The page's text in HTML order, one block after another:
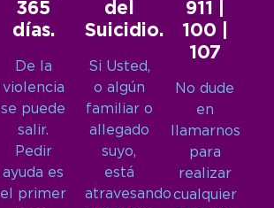
365
días.
De la
violencia
se puede
salir.
Pedir
ayuda es
el primer
del
Suicidio.
Si Usted,
o algún
familiar o
allegado
suyo,
está
atravesando
911 |
100 |
107
No dude
en
llamarnos
para
realizar
cualquier